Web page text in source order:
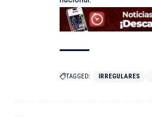
TAGGED: IRREGULARES